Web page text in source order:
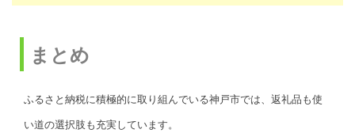
まとめ
ふるさと納税に積極的に取り組んでいる神戸市では、返礼品も使
い道の選択肢も充実しています。